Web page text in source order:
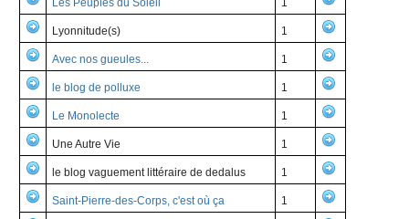
Les Peuples du Soleil 1
Lyonnitude(s) 1
Avec nos gueules... 1
le blog de polluxe 1
Le Monolecte 1
Une Autre Vie 1
le blog vaguement littéraire de dedalus 1
Saint-Pierre-des-Corps, c'est où ça 1